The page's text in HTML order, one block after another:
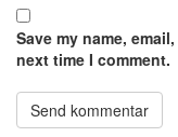
Save my name,
next time I comment.